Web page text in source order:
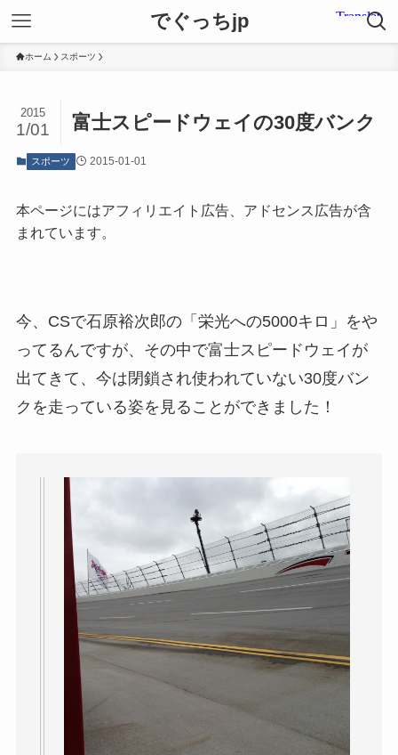
でぐっちjp
ホーム スポーツ
富士スピードウェイの30度バンク
2015
1/01
スポーツ 2015-01-01
本ページにはアフィリエイト広告、アドセンス広告が含
まれています。
今、CSで石原裕次郎の「栄光への5000キロ」をや
ってるんですが、その中で富士スピードウェイが
出てきて、今は閉鎖され使われていない30度バン
クを走っている姿を見ることができました！